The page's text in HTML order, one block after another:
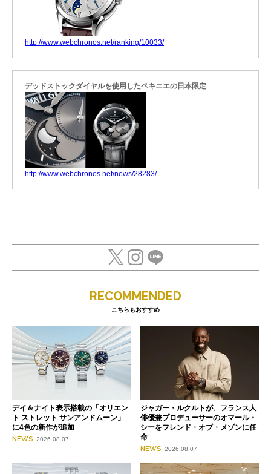
http://www.webchronos.net/ranking/10033/
デッドストックダイヤルを使用したペキニエの日本限定
http://www.webchronos.net/news/28283/
RECOMMENDED
こちらもおすすめ
デイ＆ナイト表示搭載の「オリエン
ト ストレット サンアンドムーン」
に4色の新作が追加
NEWS 2026.08.07
ジャガー・ルクルトが、フランス人
俳優兼プロデューサーのオマール・
シーをフレンド・オブ・メゾンに任
命
NEWS 2026.08.07